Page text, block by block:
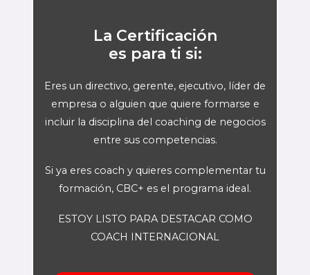
La Certificación
es para ti si:
Eres un directivo, gerente, ejecutivo, líder de
empresa o alguien que quiere formarse e
incluir la disciplina del coaching de negocios
entre sus competencias.
Si ya eres coach y quieres complementar tu
formación, CBC+ es el programa ideal.
ESTOY LISTO PARA DESTACAR COMO
COACH INTERNACIONAL